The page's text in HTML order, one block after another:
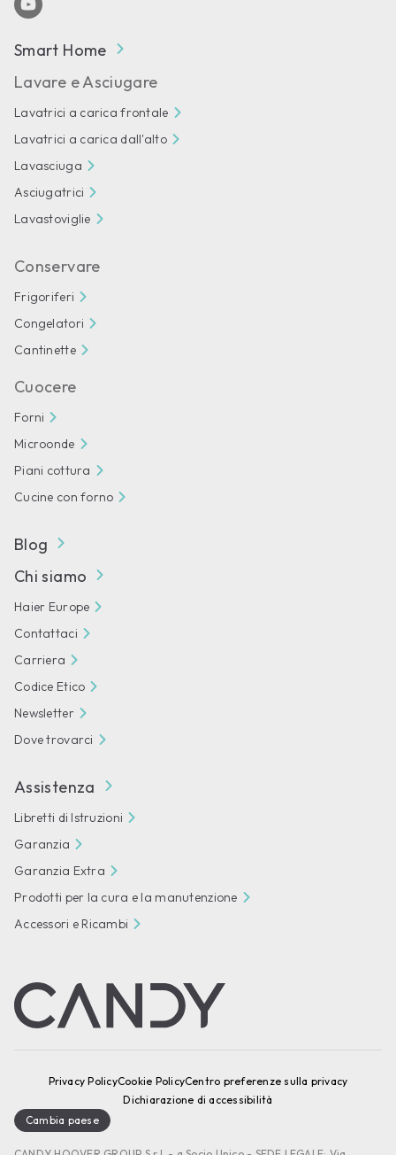
Smart Home
Lavare e Asciugare
Lavatrici a carica frontale
Lavatrici a carica dall'alto
Lavasciuga
Asciugatrici
Lavastoviglie
Conservare
Frigoriferi
Congelatori
Cantinette
Cuocere
Forni
Microonde
Piani cottura
Cucine con forno
Blog
Chi siamo
Haier Europe
Contattaci
Carriera
Codice Etico
Newsletter
Dove trovarci
Assistenza
Libretti di Istruzioni
Garanzia
Garanzia Extra
Prodotti per la cura e la manutenzione
Accessori e Ricambi
Privacy PolicyCookie PolicyCentro preferenze sulla privacy
Dichiarazione di accessibilità
Cambia paese